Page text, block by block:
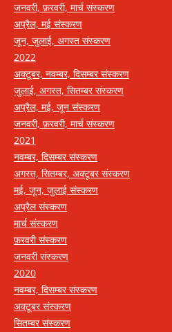
जनवरी, फ़रवरी, मार्च संस्करण
अप्रैल, मई संस्करण
जून, जुलाई, अगस्त संस्करण
2022
अक्टूबर, नवम्बर, दिसम्बर संस्करण
जुलाई, अगस्त, सितम्बर संस्करण
अप्रैल, मई, जून संस्करण
जनवरी, फ़रवरी, मार्च संस्करण
2021
नवम्बर, दिसम्बर संस्करण
अगस्त, सितम्बर, अक्टूबर संस्करण
मई, जून, जुलाई संस्करण
अप्रैल संस्करण
मार्च संस्करण
फ़रवरी संस्करण
जनवरी संस्करण
2020
नवम्बर, दिसम्बर संस्करण
अक्टूबर संस्करण
सितम्बर संस्करण